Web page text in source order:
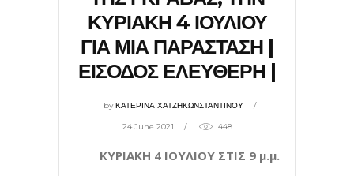
ΚΥΡΙΑΚΗ 4 ΙΟΥΛΙΟΥ
ΓΙΑ ΜΙΑ ΠΑΡΑΣΤΑΣΗ |
ΕΙΣΟΔΟΣ ΕΛΕΥΘΕΡΗ |
byΚΑΤΕΡΙΝΑ ΧΑΤΖΗΚΩΝΣΤΑΝΤΙΝΟΥ
24 June 2021 448
ΚΥΡΙΑΚΗ 4 ΙΟΥΛΙΟΥ ΣΤΙΣ 9 μ.μ.